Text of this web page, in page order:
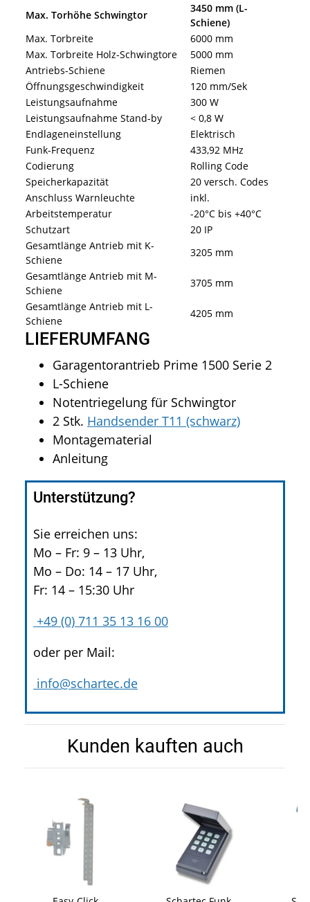
Max. Torhöhe Schwingtor
3450 mm (L-
Schiene)
Max. Torbreite
6000 mm
Max. Torbreite Holz-Schwingtore
5000 mm
Antriebs-Schiene
Riemen
Öffnungsgeschwindigkeit
120 mm/Sek
Leistungsaufnahme
300 W
Leistungsaufnahme Stand-by
< 0,8 W
Endlageneinstellung
Elektrisch
Funk-Frequenz
433,92 MHz
Codierung
Rolling Code
Speicherkapazität
20 versch. Codes
Anschluss Warnleuchte
inkl.
Arbeitstemperatur
-20°C bis +40°C
Schutzart
20 IP
Gesamtlänge Antrieb mit K-
Schiene
3205 mm
Gesamtlänge Antrieb mit M-
Schiene
3705 mm
Gesamtlänge Antrieb mit L-
Schiene
4205 mm
LIEFERUMFANG
Garagentorantrieb Prime 1500 Serie 2
L-Schiene
Notentriegelung für Schwingtor
2 Stk. Handsender T11 (schwarz)
Montagematerial
Anleitung
Unterstützung?
Sie erreichen uns:
Mo – Fr: 9 – 13 Uhr,
Mo – Do: 14 – 17 Uhr,
Fr: 14 – 15:30 Uhr
+49 (0) 711 35 13 16 00
oder per Mail:
info@schartec.de
Kunden kauften auch